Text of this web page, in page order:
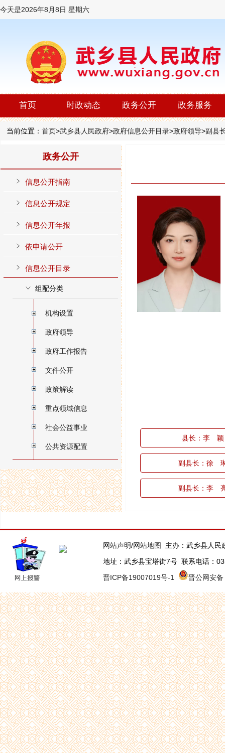
今天是2026年8月8日 星期六
首页 时政动态 政务公开 政务服务
当前位置： 首页>武乡县人民政府>政府信息公开目录>政府领导>副县
县长：李 颖
副县长：徐
副县长：李
网站声明/网站地图
主办：武乡县人
地址：武乡县宝塔街7号 联系电话：
晋ICP备19007019号-1
晋公网安